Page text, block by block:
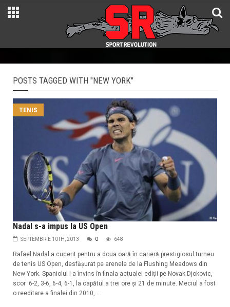
POSTS TAGGED WITH "NEW YORK"
TENIS
Nadal s-a impus la US Open
SEPTEMBRIE 10TH, 2013 0 648
Rafael Nadal a cucerit pentru a doua oară în carieră prestigiosul turneu
de tenis US Open, desfăşurat pe arenele de la Flushing Meadows din
New York. Spaniolul l-a învins în finala actualei ediţii pe Novak Djokovic,
scor 6-2, 3-6, 6-4, 6-1, la capătul a trei ore şi 21 de minute. Meciul a fost
o reeditare a finalei din 2010,...